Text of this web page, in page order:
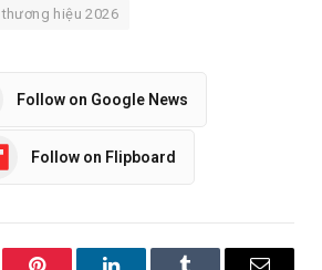
thương hiệu 2026
Follow on Google News
Follow on Flipboard